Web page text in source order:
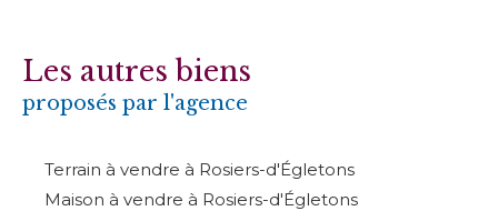
Les autres biens
proposés par l'agence
Terrain à vendre à Rosiers-d'Égletons
Maison à vendre à Rosiers-d'Égletons